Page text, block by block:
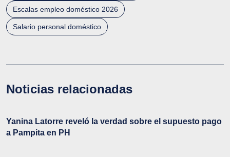
Escalas empleo doméstico 2026
Salario personal doméstico
Noticias relacionadas
Yanina Latorre reveló la verdad sobre el supuesto pago
a Pampita en PH